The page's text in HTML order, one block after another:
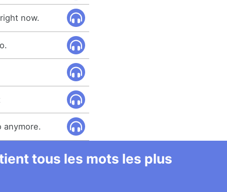
now.
anymore.
tous les mots les plus